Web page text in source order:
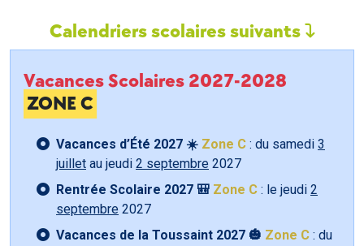
Calendriers scolaires suivants
Vacances Scolaires 2027-2028
ZONE C
Vacances d’Été 2027 ☀️ Zone C : du samedi 3
juillet au jeudi 2 septembre 2027
Rentrée Scolaire 2027 🎒 Zone C : le jeudi 2
septembre 2027
Vacances de la Toussaint 2027 🎃 Zone C : du